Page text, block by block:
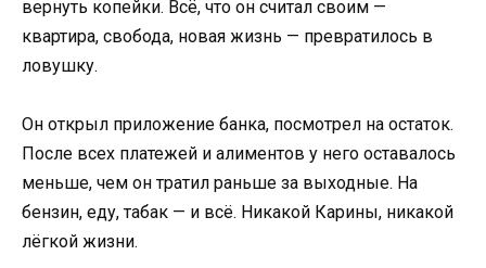
вернуть копейки. Всё, что он считал своим —
квартира, свобода, новая жизнь — превратилось в
ловушку.
Он открыл приложение банка, посмотрел на остаток.
После всех платежей и алиментов у него оставалось
меньше, чем он тратил раньше за выходные. На
бензин, еду, табак — и всё. Никакой Карины, никакой
лёгкой жизни.